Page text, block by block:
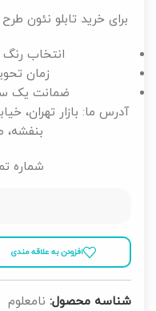
برای خرید تابلو نئون
انتخاب رنگ
زمان تحویل: 3 تا 5
ضمانت یک
آدرس ما: بازار تهران،
بنفشه،
شماره تماس:
افزودن به علاقه مندی
شناسه محصول: نامعلوم